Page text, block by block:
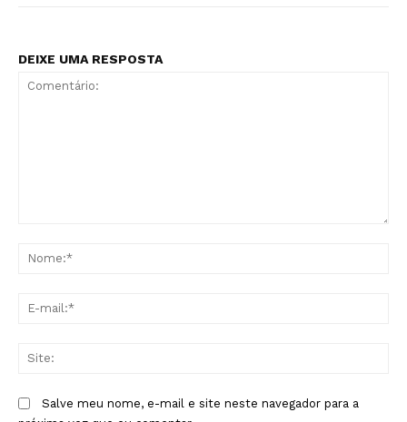
DEIXE UMA RESPOSTA
Salve meu nome, e-mail e site neste navegador para a